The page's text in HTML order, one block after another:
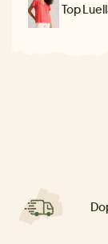
Top